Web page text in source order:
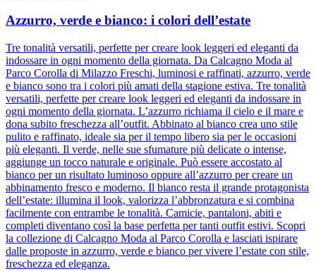
Azzurro, verde e bianco: i colori dell’estate
Tre tonalità versatili, perfette per creare look leggeri ed eleganti da
indossare in ogni momento della giornata. Da Calcagno Moda al
Parco Corolla di Milazzo Freschi, luminosi e raffinati, azzurro, verde
e bianco sono tra i colori più amati della stagione estiva. Tre tonalità
versatili, perfette per creare look leggeri ed eleganti da indossare in
ogni momento della giornata. L’azzurro richiama il cielo e il mare e
dona subito freschezza all’outfit. Abbinato al bianco crea uno stile
pulito e raffinato, ideale sia per il tempo libero sia per le occasioni
più eleganti. Il verde, nelle sue sfumature più delicate o intense,
aggiunge un tocco naturale e originale. Può essere accostato al
bianco per un risultato luminoso oppure all’azzurro per creare un
abbinamento fresco e moderno. Il bianco resta il grande protagonista
dell’estate: illumina il look, valorizza l’abbronzatura e si combina
facilmente con entrambe le tonalità. Camicie, pantaloni, abiti e
completi diventano così la base perfetta per tanti outfit estivi. Scopri
la collezione di Calcagno Moda al Parco Corolla e lasciati ispirare
dalle proposte in azzurro, verde e bianco per vivere l’estate con stile,
freschezza ed eleganza.